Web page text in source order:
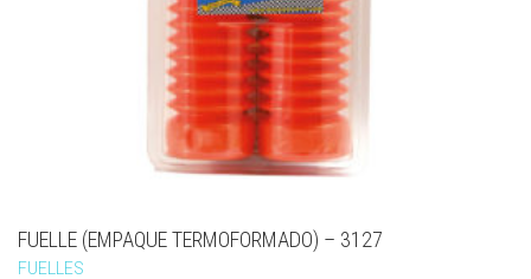
FUELLE (EMPAQUE TERMOFORMADO) – 3127
FUELLES